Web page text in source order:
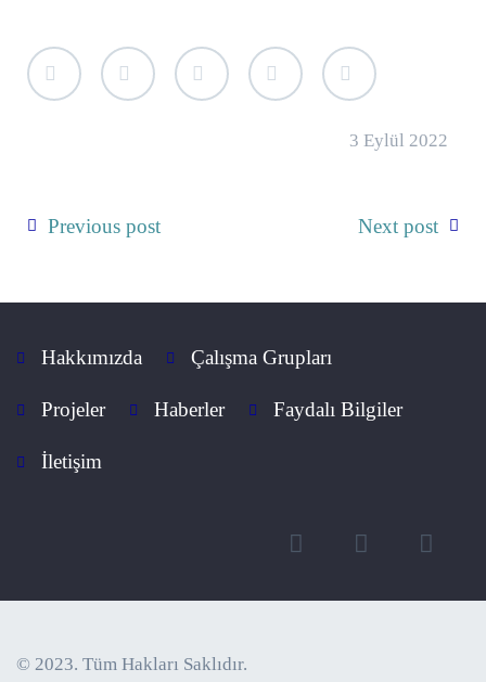
3 Eylül 2022
Previous post Next post
Hakkımızda Çalışma Grupları
Projeler Haberler Faydalı Bilgiler
İletişim
© 2023. Tüm Hakları Saklıdır.